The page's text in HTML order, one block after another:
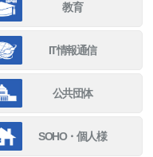
教育
IT情報通信
公共団体
SOHO・個人様